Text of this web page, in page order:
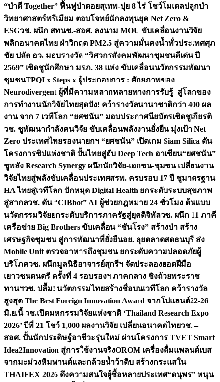
“ป่าดี Together” ฟื้นฟูป่าดอยสุเทพ-ปุย 8 ไร่ โชว์โมเดลปลูกป่า
วิทยาศาสตร์พรีเมียม ตอบโจทย์นักลงทุนยุค Net Zero &
ESGวช. ผนึก สทนช.-สอศ. ลงนาม MOU ขับเคลื่อนงานวิจัย
พลิกอนาคตไทย ฝ่าวิกฤต PM2.5 สู่ความมั่นคงน้ำทั่วประเทศศุภ
ชัย ปลัด อว. มอบรางวัล “วิศวกรสังคมพัฒนาชุมชนดีเด่น ปี
2569” เชิดชูนักศึกษา มรภ. 38 แห่ง ขับเคลื่อนนวัตกรรมพัฒนา
ชุมชนTPQI x Steps x ผู้ประกอบการ : ศักยภาพของ
Neurodivergent ผู้ที่มีความหลากหลายทางการรับรู้ สู่โลกของ
การทำงานนักวิจัยไทยสุดปัง! คว้ารางวัลนานาชาติกว่า 400 ผล
งาน จาก 7 เวทีโลก “ยศชนัน” มอบประกาศนียบัตรเชิดชูเกียรติ
วช. ชูพัฒนากำลังคนวิจัย ขับเคลื่อนพลังงานยั่งยืน มุ่งเป้า Net
Zero ประเทศไทยรองนายกฯ “ยศชนัน” เปิดเกม Siam Silica ดัน
โครงการชิปแห่งชาติ ปั้นไทยสู่ฮับ Deep Tech อาเซียน“ยศชนัน”
ชูพลัง Research Synergy ผนึกนักวิจัย-เอกชน-ชุมชน เปลี่ยนงาน
วิจัยไทยสู่พลังขับเคลื่อนประเทศสรพ. ครบรอบ 17 ปี ชูมาตรฐาน
HA ไทยสู่เวทีโลก ปักหมุด Digital Health ยกระดับระบบสุขภาพ
สู่สากลวช. ดัน “CIBbot” AI ผู้ช่วยกฎหมาย 24 ชั่วโมง ต้นแบบ
นวัตกรรมวิจัยยกระดับบริการภาครัฐสู่ยุคดิจิทัลวช. ผนึก 11 ภาคี
เครือข่าย Big Brothers ขับเคลื่อน “ชันโรง” สร้างป่า สร้าง
เศรษฐกิจชุมชน สู่การพัฒนาที่ยั่งยืนอย. ลุยตลาดสดธนบุรี ส่ง
Mobile Unit ตรวจอาหารถึงชุมชน ยกระดับความปลอดภัยผู้
บริโภควช. ผนึกมูลนิธิอาจารย์สุกรีฯ จัดประลองยอดฝีมือ
เยาวชนดนตรี ครั้งที่ 4 รอบรองฯ ภาคกลาง ชิงถ้วยพระราช
ทานฯวช. ปลื้ม! นวัตกรรมไทยสร้างชื่อบนเวทีโลก คว้ารางวัล
สูงสุด The Best Foreign Innovation Award จากโปแลนด์22-26
มิ.ย.นี้ วช.เปิดมหกรรมวิจัยแห่งชาติ ‘Thailand Research Expo
2026’ ปีที่ 21 โชว์ 1,000 ผลงานวิจัย เปลี่ยนอนาคตไทยวช. –
สอศ. ปั้นนักประดิษฐ์อาชีวะรุ่นใหม่ ผ่านโครงการ TVET Smart
Idea2Innovation สู่การใช้งานจริงOROM เครื่องดื่มแพลนต์เบส
จากมะม่วงหิมพานต์และกล้วยน้ำว้าดิบ สร้างกระแสใน
THAIFEX 2026 ดึงความสนใจผู้ซื้อหลายประเทศ“ดนุพร” หนุน